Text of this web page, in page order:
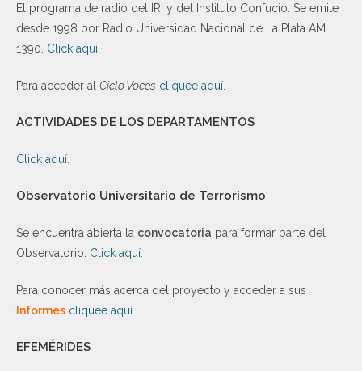
El programa de radio del IRI y del Instituto Confucio. Se emite
desde 1998 por Radio Universidad Nacional de La Plata AM
1390. Click aquí
Para acceder al Ciclo Voces cliquee aquí
ACTIVIDADES DE LOS DEPARTAMENTOS
Click aquí.
Observatorio Universitario de Terrorismo
Se encuentra abierta la convocatoria para formar parte del
Observatorio. Click aquí
Para conocer más acerca del proyecto y acceder a sus
Informes cliquee aquí
EFEMÉRIDES